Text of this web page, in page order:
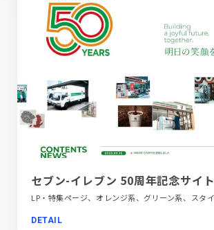
セブン-イレブン 50周年記念サイト
DETAIL